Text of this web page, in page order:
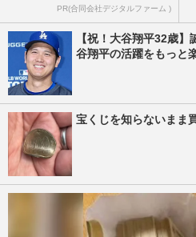
PR(合同会社デジタルファーム )
【祝！大谷翔平32歳
谷翔平の活躍をもっと
宝くじを知らないまま